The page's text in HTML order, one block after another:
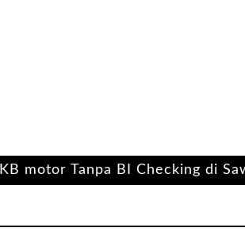
motor Tanpa BI Checking di